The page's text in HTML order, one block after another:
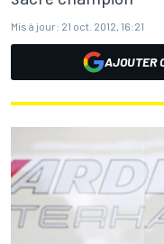
Mis à jour: 21 oct. 2012, 16:21
AJOUTER